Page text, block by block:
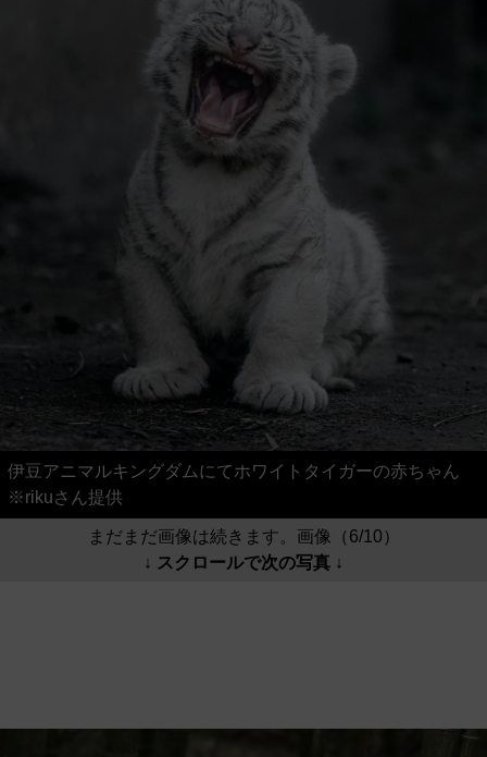
伊豆アニマルキングダムにてホワイトタイガーの赤ちゃん
※rikuさん提供
まだまだ画像は続きます。画像（6/10）
↓ スクロールで次の写真 ↓